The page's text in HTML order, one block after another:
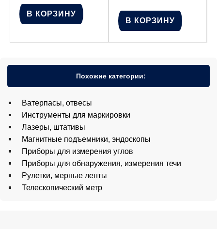
В КОРЗИНУ
В КОРЗИНУ
Похожие категории:
Ватерпасы, отвесы
Инструменты для маркировки
Лазеры, штативы
Магнитные подъемники, эндоскопы
Приборы для измерения углов
Приборы для обнаружения, измерения течи
Рулетки, мерные ленты
Телескопический метр